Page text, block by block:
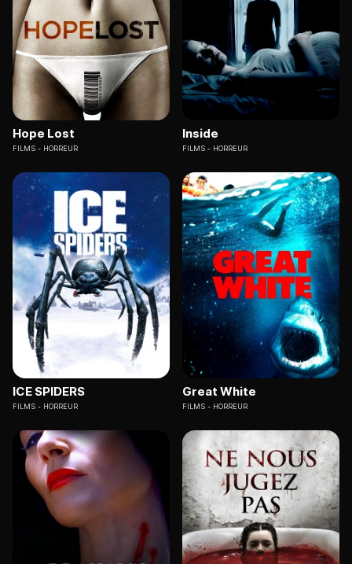
Hope Lost
FILMS HORREUR
Inside
FILMS HORREUR
ICE SPIDERS
FILMS HORREUR
Great White
FILMS HORREUR